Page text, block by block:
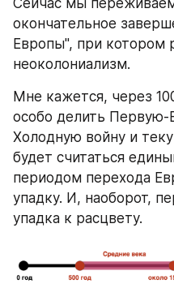
Сейчас мы
окончательное
Европы", при котором
неоколониализм.
Мне кажется, через
особо делить
Холодную войну и
будет считаться
периодом перехода
упадку. И, наоборот,
упадка к расцвету.